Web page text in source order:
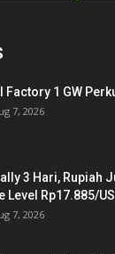
Factory 1 GW
7, 2026
3 Hari, Rupiah
Level Rp17.885/
7, 2026